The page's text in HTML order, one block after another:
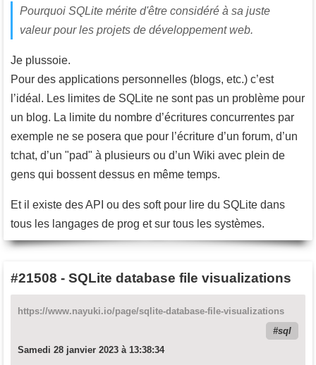
Pourquoi SQLite mérite d'être considéré à sa juste
valeur pour les projets de développement web.
Je plussoie.
Pour des applications personnelles (blogs, etc.) c’est
l’idéal. Les limites de SQLite ne sont pas un problème pour
un blog. La limite du nombre d’écritures concurrentes par
exemple ne se posera que pour l’écriture d’un forum, d’un
tchat, d’un "pad" à plusieurs ou d’un Wiki avec plein de
gens qui bossent dessus en même temps.
Et il existe des API ou des soft pour lire du SQLite dans
tous les langages de prog et sur tous les systèmes.
#21508 - SQLite database file visualizations
https://www.nayuki.io/page/sqlite-database-file-visualizations
sql
Samedi 28 janvier 2023 à 13:38:34